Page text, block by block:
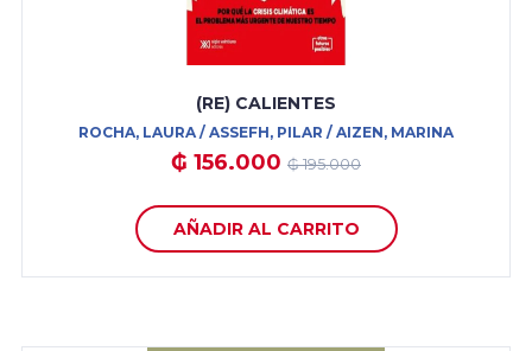
(RE) CALIENTES
ROCHA, LAURA / ASSEFH, PILAR / AIZEN, MARINA
₲ 156.000 ₲ 195.000
AÑADIR AL CARRITO